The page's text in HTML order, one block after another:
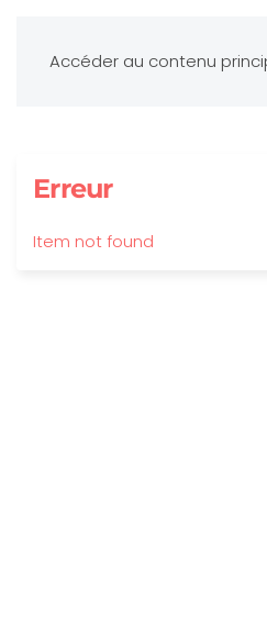
Accéder au contenu
Erreur
Item not found